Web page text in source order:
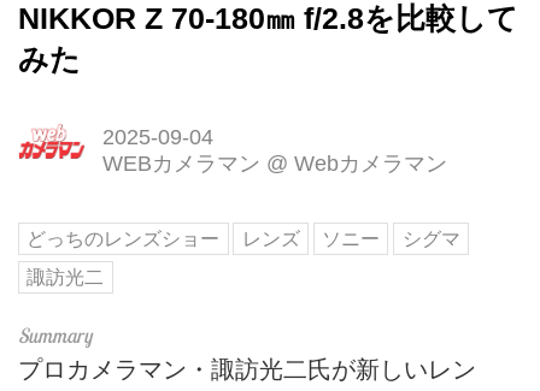
NIKKOR Z 70-180㎜ f/2.8を比較して
みた
2025-09-04
WEBカメラマン @ Webカメラマン
どっちのレンズショー レンズ ソニー
シグマ
諏訪光二
プロカメラマン・諏訪光二氏が新しいレン